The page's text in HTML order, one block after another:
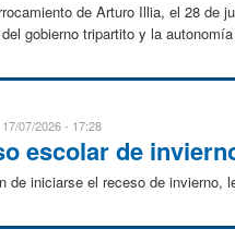
de Arturo Illia, el 28 de
gobierno tripartito y la
17/07/2026 - 17:28
escolar de
de iniciarse el receso de invierno,